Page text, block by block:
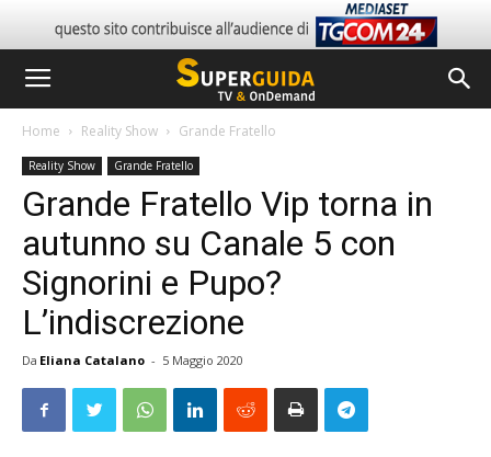
Home Reality Show Grande Fratello
Reality Show Grande Fratello
Grande Fratello Vip torna in
autunno su Canale 5 con
Signorini e Pupo?
L’indiscrezione
Da Eliana Catalano - 5 Maggio 2020